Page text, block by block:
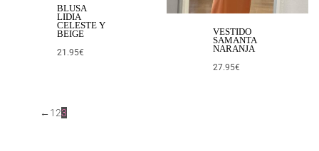
BLUSA
LIDIA
CELESTE Y
BEIGE
21.95€
VESTIDO
SAMANTA
NARANJA
27.95€
←123